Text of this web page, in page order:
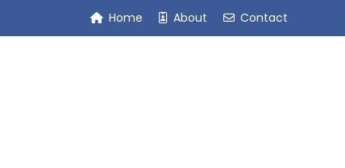
Home About Contact